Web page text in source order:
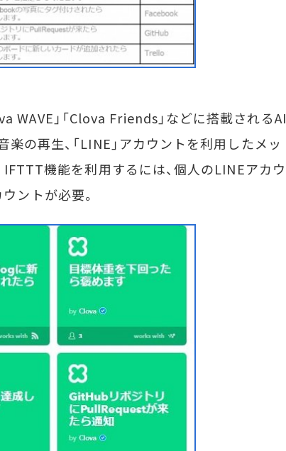
WAVE」「Clova Friends」などに搭載されるAI
の再生、「LINE」アカウントを利用したメッ
機能を利用するには、個人のLINEアカウ
ントが必要。